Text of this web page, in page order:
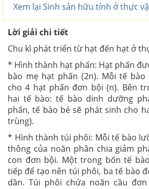
Xem lại Sinh sản hữu tính ở thực
Lời giải chi tiết
Chu kì phát triển từ hạt đến hạt ở
* Hình thành hạt phấn: Hạt phấn
bào mẹ hạt phấn (2n). Mỗi tế
cho 4 hạt phấn đơn bội (n). Bên
hai tế bào: tế bào dinh dưỡng
phấn, tế bào bé sẽ phát sinh cho
trùng).
* Hình thành túi phôi: Mỗi tế bào
thông của noãn phân chia giảm
con đơn bội. Một trong bốn tế
tiếp để tạo nên túi phôi, ba tế bào
dần. Túi phôi chứa noãn cầu